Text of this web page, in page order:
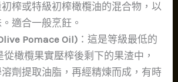
榨或特級初榨橄欖油的混合物，以
適合一般烹飪。
Pomace Oil) ：這是等級最低的
橄欖果實壓榨後剩下的果渣中，
劑提取油脂，再經精煉而成，有時